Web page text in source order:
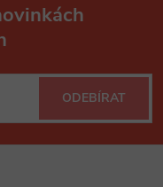
ODEBÍRAT